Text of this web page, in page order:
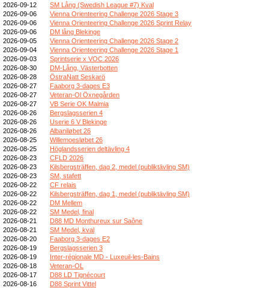
2026-09-12
SM Lång (Swedish League #7) Kval
2026-09-06
Vienna Orienteering Challenge 2026 Stage 3
2026-09-06
Vienna Orienteering Challenge 2026 Sprint Relay
2026-09-06
DM lång Blekinge
2026-09-05
Vienna Orienteering Challenge 2026 Stage 2
2026-09-04
Vienna Orienteering Challenge 2026 Stage 1
2026-09-03
Sprintserie x VOC 2026
2026-08-30
DM-Lång, Västerbotten
2026-08-28
ÖstraNatt Seskarö
2026-08-27
Faaborg 3-dages E3
2026-08-27
Veteran-Ol Öxnegården
2026-08-27
VB Serie OK Malmia
2026-08-26
Bergslagsserien 4
2026-08-26
Userie 6 V Blekinge
2026-08-26
Albaniløbet 26
2026-08-25
Willemoesløbet 26
2026-08-25
Höglandsserien deltävling 4
2026-08-23
CFLD 2026
2026-08-23
Kilsbergsträffen, dag 2, medel (publiktävling SM)
2026-08-23
SM, stafett
2026-08-22
CF relais
2026-08-22
Kilsbergsträffen, dag 1, medel (publiktävling SM)
2026-08-22
DM Mellem
2026-08-22
SM Medel, final
2026-08-21
D88 MD Monthureux sur Saône
2026-08-21
SM Medel, kval
2026-08-20
Faaborg 3-dages E2
2026-08-19
Bergslagsserien 3
2026-08-19
Inter-régionale MD - Luxeuil-les-Bains
2026-08-18
Veteran-OL
2026-08-17
D88 LD Tignécourt
2026-08-16
D88 Sprint Vittel